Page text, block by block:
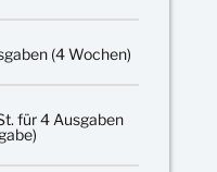
(4 Wochen)
für 4 Ausgaben